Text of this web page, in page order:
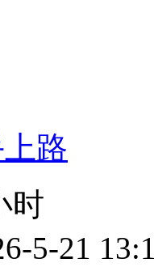
路
时
5-21